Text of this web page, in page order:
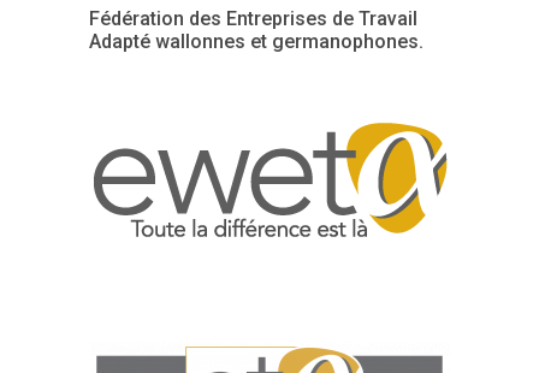
Fédération des Entreprises de Travail
Adapté wallonnes et germanophones.